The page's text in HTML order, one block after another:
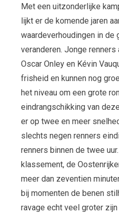
Met een uitzonderlijke
lijkt er de komende jaren
waardeverhoudingen in de
veranderen. Jonge
Oscar Onley en Kévin
frisheid en kunnen nog
het niveau om een grote
eindrangschikking van
er op twee en meer
slechts negen renners
renners binnen de twee
klassement, de
meer dan zeventien
bij momenten de benen
ravage echt veel groter